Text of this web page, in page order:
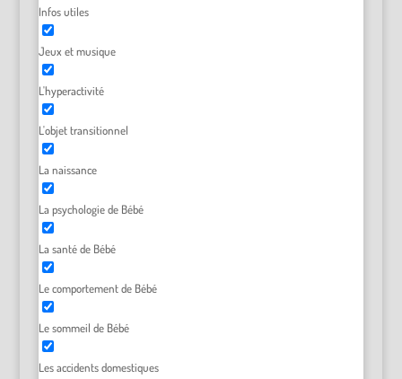
Infos utiles
Jeux et musique
L'hyperactivité
L'objet transitionnel
La naissance
La psychologie de Bébé
La santé de Bébé
Le comportement de Bébé
Le sommeil de Bébé
Les accidents domestiques